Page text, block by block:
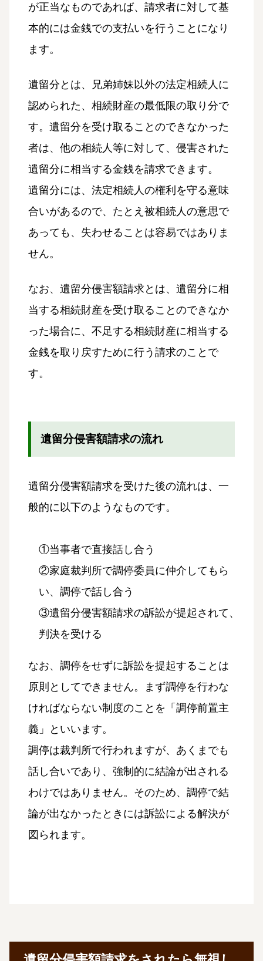
が正当なものであれば、請求者に対して基
本的には金銭での支払いを行うことになり
ます。
遺留分とは、兄弟姉妹以外の法定相続人に
認められた、相続財産の最低限の取り分で
す。遺留分を受け取ることのできなかった
者は、他の相続人等に対して、侵害された
遺留分に相当する金銭を請求できます。
遺留分には、法定相続人の権利を守る意味
合いがあるので、たとえ被相続人の意思で
あっても、失わせることは容易ではありま
せん。
なお、遺留分侵害額請求とは、遺留分に相
当する相続財産を受け取ることのできなか
った場合に、不足する相続財産に相当する
金銭を取り戻すために行う請求のことで
す。
遺留分侵害額請求の流れ
遺留分侵害額請求を受けた後の流れは、一
般的に以下のようなものです。
①当事者で直接話し合う
②家庭裁判所で調停委員に仲介してもら
い、調停で話し合う
③遺留分侵害額請求の訴訟が提起されて、
判決を受ける
なお、調停をせずに訴訟を提起することは
原則としてできません。まず調停を行わな
ければならない制度のことを「調停前置主
義」といいます。
調停は裁判所で行われますが、あくまでも
話し合いであり、強制的に結論が出される
わけではありません。そのため、調停で結
論が出なかったときには訴訟による解決が
図られます。